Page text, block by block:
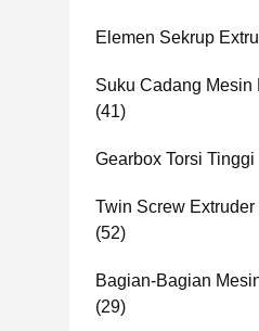
Elemen Sekrup
Suku Cadang Mesin
(41)
Gearbox Torsi Tinggi
Twin Screw Extruder
(52)
Bagian-Bagian
(29)